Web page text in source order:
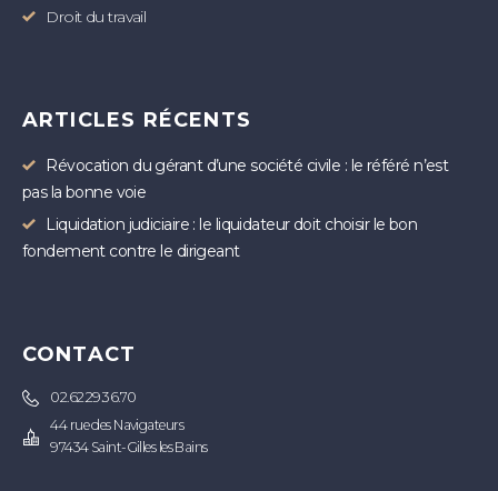
Droit du travail
ARTICLES RÉCENTS
Révocation du gérant d’une société civile : le référé n’est
pas la bonne voie
Liquidation judiciaire : le liquidateur doit choisir le bon
fondement contre le dirigeant
CONTACT
02.62.29.36.70
44 rue des Navigateurs
97434 Saint-Gilles les Bains